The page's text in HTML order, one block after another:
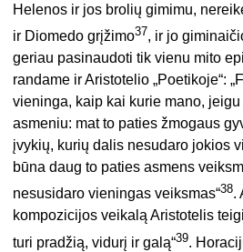
Helenos ir jos brolių gimimu,
ir Diomedo grįžimo37, ir jo
geriau pasinaudoti tik vienu mito
randame ir Aristotelio „Poetikoje“:
vieninga, kaip kai kurie mano,
asmeniu: mat to paties žmogaus
įvykių, kurių dalis nesudaro jokios
būna daug to paties asmens
nesusidaro vieningas veiksmas“38.
kompozicijos veikalą Aristotelis
turi pradžią, vidurį ir galą“39.